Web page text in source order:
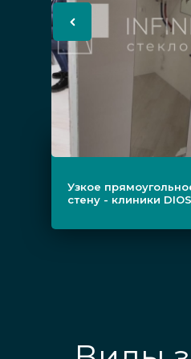
на одной из стен
кажется больше
Небольшой
прямоугольного
разместить его
свободного
Узкое
стену - клиники